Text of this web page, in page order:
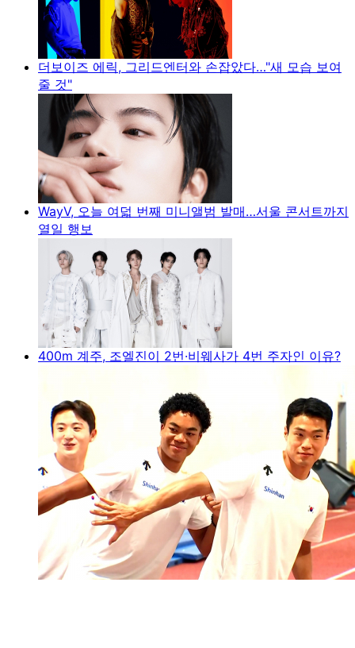
더보이즈 에릭, 그리드엔터와 손잡았다…"새 모습 보여
줄 것"
WayV, 오늘 여덟 번째 미니앨범 발매…서울 콘서트까지
열일 행보
400m 계주, 조엘진이 2번·비웨사가 4번 주자인 이유?